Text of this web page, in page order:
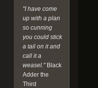
e une
citatio
n de
Grant
avec
une
représ
entati
"I have come
up with a plan
so cunning
you could stick
a tail on it and
call it a
weasel."Black
Adder the
Third